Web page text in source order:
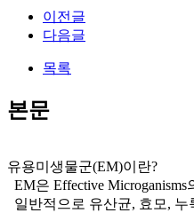
이전글
다음글
목록
본문
유용미생물군(EM)이란?
EM은 Effective
일반적으로 유산균, 효모,